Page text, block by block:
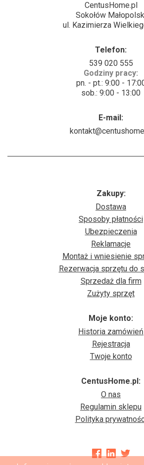
CentusHome.pl
Sokołów
ul. Kazimierza
Telefon:
539 020 555
Godziny pracy:
pn. - pt.: 9:00 -
sob.: 9:00 - 13:00
E-mail:
Zakupy:
Dostawa
Sposoby płatności
Ubezpieczenia
Reklamacje
Montaż i wniesienie
Rezerwacja sprzętu do
Sprzedaż dla firm
Zużyty sprzęt
Moje konto:
Historia zamówień
Rejestracja
Twoje konto
CentusHome.pl:
O nas
Regulamin sklepu
Polityka